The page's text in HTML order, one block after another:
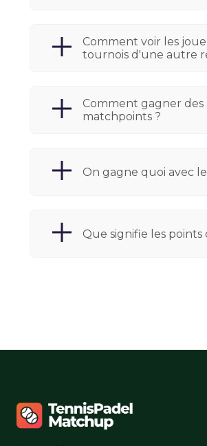
Comment voir les
tournois d'une autre
Comment gagner des
matchpoints ?
On gagne quoi avec
Que signifie les points